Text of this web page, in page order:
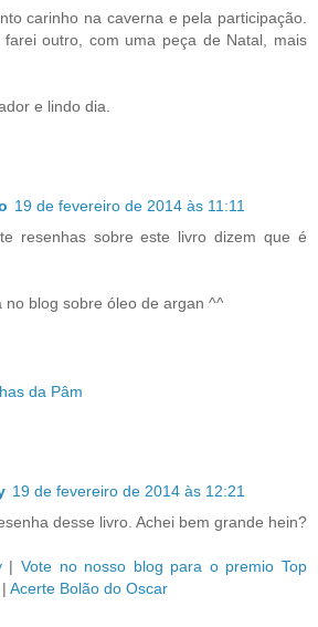
carinho na caverna e pela participação.
outro, com uma peça de Natal, mais
e lindo dia.
19 de fevereiro de 2014 às 11:11
resenhas sobre este livro dizem que é
no blog sobre óleo de argan ^^
da Pâm
19 de fevereiro de 2014 às 12:21
desse livro. Achei bem grande hein?
| Vote no nosso blog para o premio Top
| Acerte Bolão do Oscar